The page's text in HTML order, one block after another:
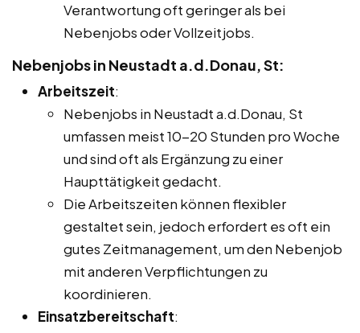
Verantwortung oft geringer als bei
Nebenjobs oder Vollzeitjobs.
Nebenjobs in Neustadt a.d.Donau, St:
Arbeitszeit:
Nebenjobs in Neustadt a.d.Donau, St
umfassen meist 10-20 Stunden pro Woche
und sind oft als Ergänzung zu einer
Haupttätigkeit gedacht.
Die Arbeitszeiten können flexibler
gestaltet sein, jedoch erfordert es oft ein
gutes Zeitmanagement, um den Nebenjob
mit anderen Verpflichtungen zu
koordinieren.
Einsatzbereitschaft: